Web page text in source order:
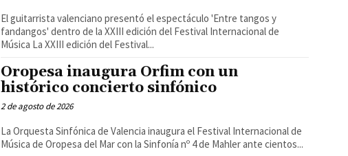
El guitarrista valenciano presentó el espectáculo 'Entre tangos y
fandangos' dentro de la XXIII edición del Festival Internacional de
Música La XXIII edición del Festival...
Oropesa inaugura Orfim con un
histórico concierto sinfónico
2 de agosto de 2026
La Orquesta Sinfónica de Valencia inaugura el Festival Internacional de
Música de Oropesa del Mar con la Sinfonía nº 4 de Mahler ante cientos...